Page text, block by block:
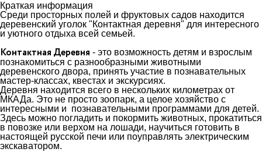
Краткая информация
Среди просторных полей и фруктовых садов находится
деревенский уголок "Контактная деревня" для интересного
и уютного отдыха всей семьей.
Контактная Деревня - это возможность детям и взрослым
познакомиться с разнообразными животными
деревенского двора, принять участие в познавательных
мастер-классах, квестах и экскурсиях.
Деревня находится всего в нескольких километрах от
МКАДа. Это не просто зоопарк, а целое хозяйство с
интересными и познавательными программами для детей.
Здесь можно погладить и покормить животных, прокатиться
в повозке или верхом на лошади, научиться готовить в
настоящей русской печи или поуправлять электрическим
экскаватором.